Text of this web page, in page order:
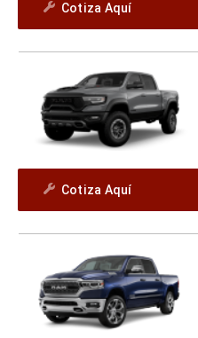
Cotiza Aquí
Cotiza Aquí